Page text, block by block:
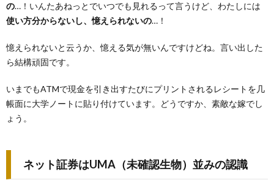
の…！いんたあねっとでいつでも見れるって言うけど、わたしには
使い方分からないし、憶えられないの…！
憶えられないと云うか、憶える気が無いんですけどね。言い出した
ら結構頑固です。
いまでもATMで現金を引き出すたびにプリントされるレシートを几
帳面に大学ノートに貼り付けています。どうですか、素敵な嫁でし
ょう。
ネット証券はUMA（未確認生物）並みの認識